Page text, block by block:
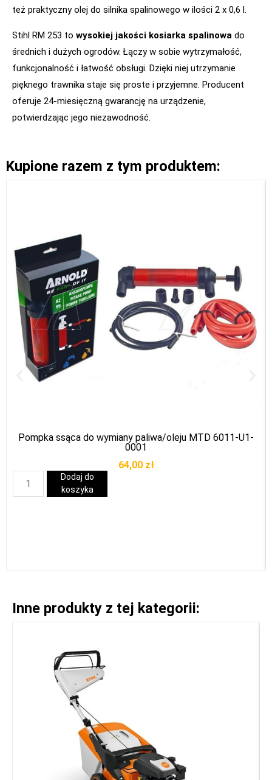
też praktyczny olej do silnika spalinowego w ilości 2 x 0,6 l.
Stihl RM 253 to wysokiej jakości kosiarka spalinowa do
średnich i dużych ogrodów. Łączy w sobie wytrzymałość,
funkcjonalność i łatwość obsługi. Dzięki niej utrzymanie
pięknego trawnika staje się proste i przyjemne. Producent
oferuje 24-miesięczną gwarancję na urządzenie,
potwierdzając jego niezawodność.
Kupione razem z tym produktem:
Pompka ssąca do wymiany paliwa/oleju MTD 6011-U1-
0001
64,00 zł
Dodaj do
koszyka
Inne produkty z tej kategorii: